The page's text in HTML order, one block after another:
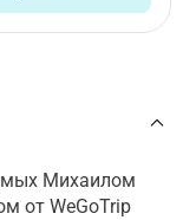
Михаилом
от WeGoTrip